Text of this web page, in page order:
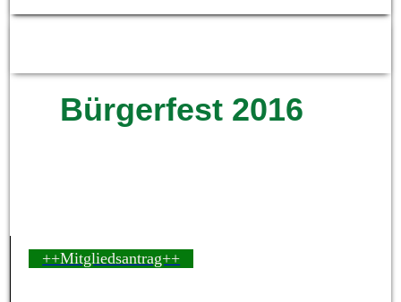
Bürgerfest 2016
++Mitgliedsantrag++